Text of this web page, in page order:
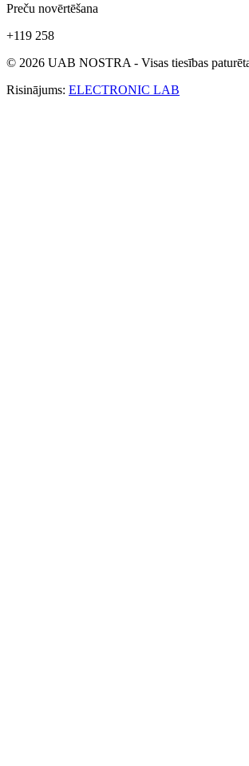
Preču novērtēšana
+119 258
© 2026 UAB NOSTRA - Visas tiesības
Risinājums: ELECTRONIC LAB